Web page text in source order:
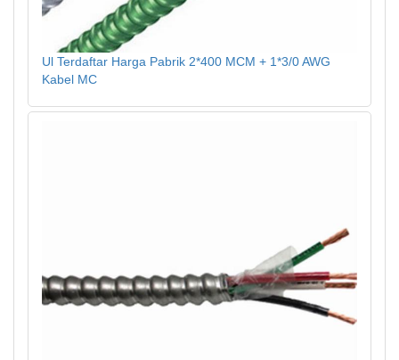
Ul Terdaftar Harga Pabrik 2*400 MCM + 1*3/0 AWG
Kabel MC